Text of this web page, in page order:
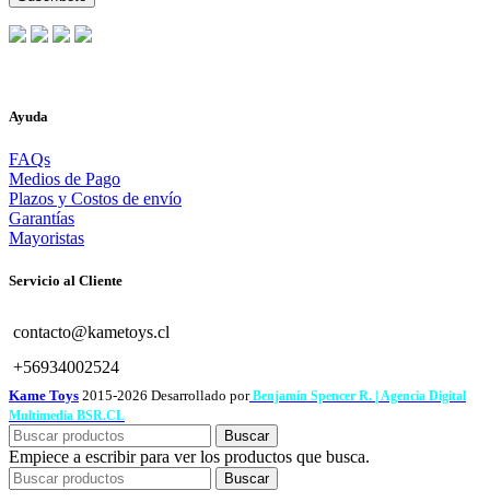
Ayuda
FAQs
Medios de Pago
Plazos y Costos de envío
Garantías
Mayoristas
Servicio al Cliente
contacto@kametoys.cl
+56934002524
Kame Toys 2015-2026 Desarrollado porBenjamín Spencer R. | Agencia Digital
Multimedia BSR.CL
Buscar
Empiece a escribir para ver los productos que busca.
Buscar